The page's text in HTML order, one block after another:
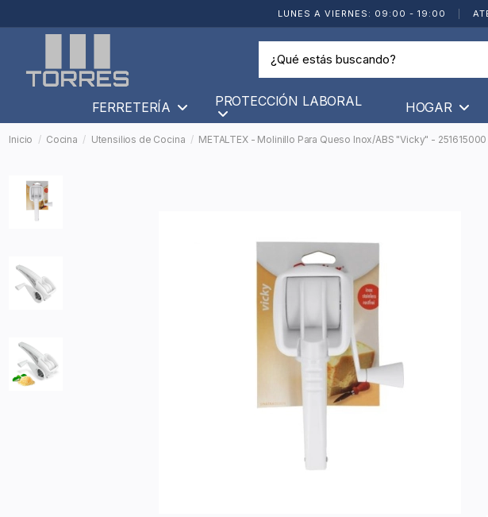
LUNES A VIERNES: 09:00 - 19:00
FERRETERÍA PROTECCIÓN LABORAL HOGAR
Inicio Cocina Utensilios de Cocina METALTEX - Molinillo Para Queso Inox/ABS "Vicky" - 251615000